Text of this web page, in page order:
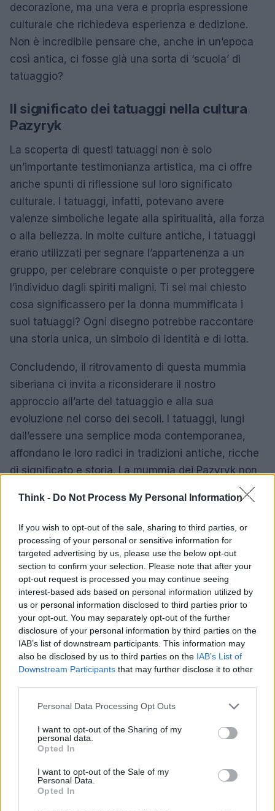
Think - Do Not Process My Personal Information
If you wish to opt-out of the sale, sharing to third parties, or
processing of your personal or sensitive information for
targeted advertising by us, please use the below opt-out
section to confirm your selection. Please note that after your
opt-out request is processed you may continue seeing
interest-based ads based on personal information utilized by
us or personal information disclosed to third parties prior to
your opt-out. You may separately opt-out of the further
disclosure of your personal information by third parties on the
IAB’s list of downstream participants. This information may
also be disclosed by us to third parties on the IAB’s List of
Downstream Participants that may further disclose it to other
Please note that this website/app uses one or more Google
not limited to your visit or usage behaviour. You may click to
grant or deny consent to Google and its third-party tags to
use your data for below specified purposes in below Google
consent section.
Personal Data Processing Opt Outs
I want to opt-out of the Sharing of my
personal data.
Opted In
I want to opt-out of the Sale of my
Personal Data.
Opted In
decorazione, ma una vera e propria espressione
culturale che richiedeva esperienza e dedizione.
Non è incredibile pensare che, anche in un’epoca
così antica, ci fosse già una sorta di ‘scuola’ di
tatuaggio?
Il significato dei tatuaggi nella cultura
Pazyryk
La scoperta di questi tatuaggi non è solo
un’importante testimonianza artistica, ma ci offre
anche spunti di riflessione sul loro significato
culturale. I tatuaggi, infatti, potevano avere
valenze simboliche legate alla spiritualità, alla forza
o alla bellezza. In molte culture antiche, i tatuaggi
erano utilizzati per segnare l’appartenenza a un
gruppo, per celebrare conquiste o per proteggere
l’individuo dagli spiriti maligni. Ti sei mai chiesto
cosa significassero per la donna mummificata i
suoi tatuaggi? Ogni disegno potrebbe raccontare
una storia unica, un simbolo di identità e di lotta.
Concludendo, il ritrovamento di questa mummia
siberiana ci invita a riconsiderare il nostro
approccio all’arte del tatuaggio e alla sua
evoluzione nel corso dei secoli. I tatuaggi, lungi
dall’essere una semplice moda contemporanea,
affondano le loro radici in tradizioni antiche, ricche
di significato e storia. La mummia dei Pazyryk non
è solo un reperto archeologico, ma un ponte tra
passato e presente, un invito a esplorare le storie
che i nostri corpi possono raccontare. Sei pronto a
scoprire il mondo affascinante dei tatuaggi e della
loro storia? 🔥✨